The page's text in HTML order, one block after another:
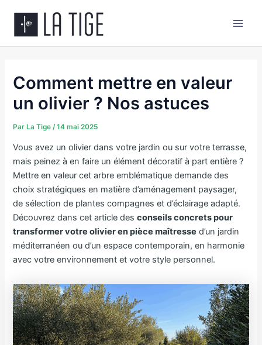
contenu
Comment mettre en valeur
un olivier ? Nos astuces
Par La Tige/14 mai 2025
Vous avez un olivier dans votre jardin ou sur votre terrasse,
mais peinez à en faire un élément décoratif à part entière ?
Mettre en valeur cet arbre emblématique demande des
choix stratégiques en matière d’aménagement paysager,
de sélection de plantes compagnes et d’éclairage adapté.
Découvrez dans cet article desconseils concrets pour
transformer votre olivier en pièce maîtresse d’un jardin
méditerranéen ou d’un espace contemporain, en harmonie
avec votre environnement et votre style personnel.